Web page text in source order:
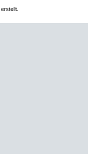
erstellt.